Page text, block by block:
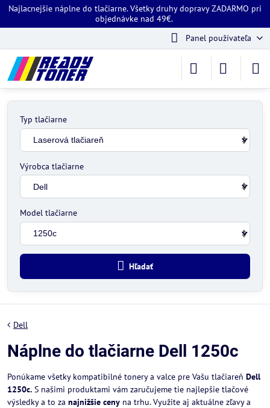
Najlacnejšie náplne do tlačiarne. Všetky druhy dopravy ZADARMO pri
objednávke nad 49€.
Panel používateľa
Typ tlačiarne
Výrobca tlačiarne
Model tlačiarne
Hľadať
Dell
Náplne do tlačiarne Dell 1250c
Ponúkame všetky kompatibilné tonery a valce pre Vašu tlačiareň Dell
1250c. S našimi produktami vám zaručujeme tie najlepšie tlačové
výsledky a to za najnižšie ceny na trhu. Využite aj aktuálne zľavy a